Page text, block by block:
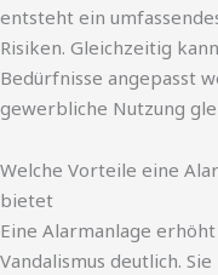
entsteht ein
Risiken. Gleichzeitig
Bedürfnisse angepasst
gewerbliche Nutzung
Welche Vorteile eine
bietet
Eine Alarmanlage
Vandalismus deutlich.